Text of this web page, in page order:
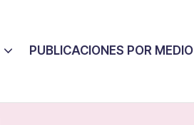
PUBLICACIONES POR MEDIO